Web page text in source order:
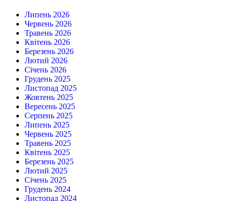
Липень 2026
Червень 2026
Травень 2026
Квітень 2026
Березень 2026
Лютий 2026
Січень 2026
Грудень 2025
Листопад 2025
Жовтень 2025
Вересень 2025
Серпень 2025
Липень 2025
Червень 2025
Травень 2025
Квітень 2025
Березень 2025
Лютий 2025
Січень 2025
Грудень 2024
Листопад 2024